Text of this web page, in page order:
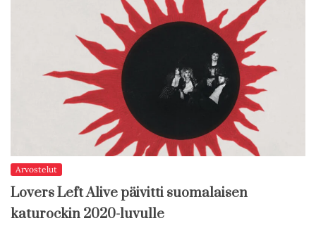
Arvostelut
Lovers Left Alive päivitti suomalaisen
katurockin 2020-luvulle